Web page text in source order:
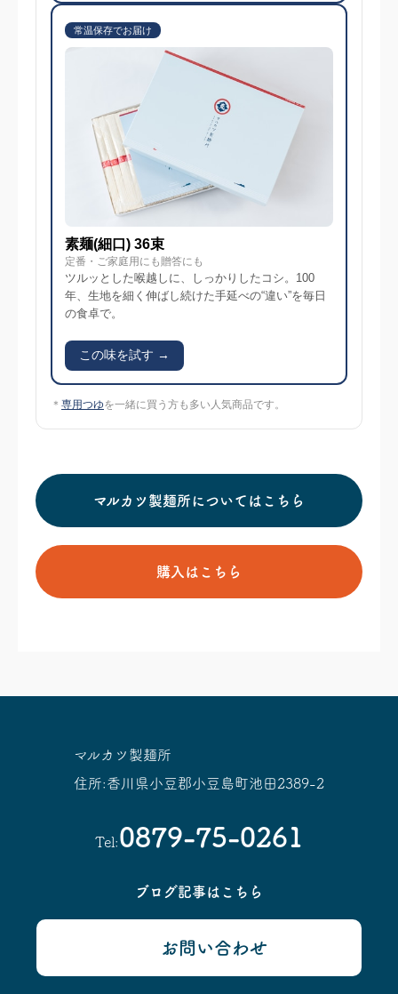
常温保存でお届け
素麺(細口) 36束
定番・ご家庭用にも贈答にも
ツルッとした喉越しに、しっかりしたコシ。100
年、生地を細く伸ばし続けた手延べの“違い”を毎日
の食卓で。
この味を試す →
＊ 専用つゆを一緒に買う方も多い人気商品です。
マルカツ製麺所についてはこちら
購入はこちら
マルカツ製麺所
住所:香川県小豆郡小豆島町池田2389-2
Tel:0879-75-0261
ブログ記事はこちら
お問い合わせ